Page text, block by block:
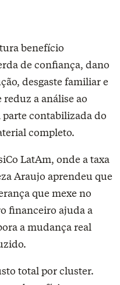
benefício
de confiança, dano
desgaste familiar e
a análise ao
contabilizada do
completo.
LatAm, onde a taxa
Araujo aprendeu que
que mexe no
financeiro ajuda a
a mudança real
total por cluster.